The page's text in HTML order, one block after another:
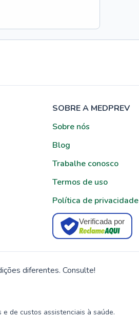
SOBRE A MEDPREV
Sobre nós
Blog
Trabalhe conosco
Termos de uso
Política de privacidade
Verificada por
diferentes. Consulte!
de custos assistenciais à saúde.